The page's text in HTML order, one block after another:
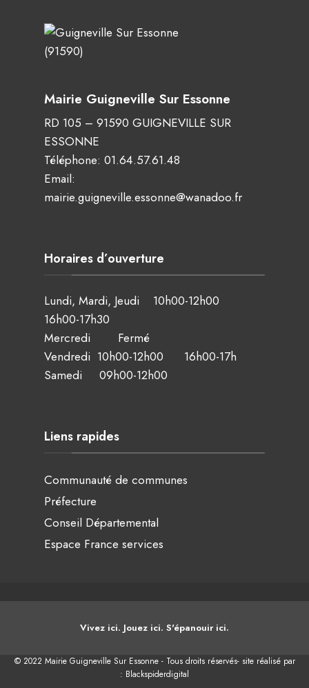
Mairie Guigneville Sur Essonne
RD 105 – 91590 GUIGNEVILLE SUR
ESSONNE
Téléphone: 01.64.57.61.48
Email:
mairie.guigneville.essonne@wanadoo.fr
Horaires d’ouverture
Lundi, Mardi, Jeudi 10h00-12h00
16h00-17h30
Mercredi Fermé
Vendredi 10h00-12h00 16h00-17h
Samedi 09h00-12h00
Liens rapides
Communauté de communes
Préfecture
Conseil Départemental
Espace France services
Vivez ici. Jouez ici. S'épanouir ici.
© 2022 Mairie Guigneville Sur Essonne - Tous droits réservés- site réalisé par
: Blackspiderdigital